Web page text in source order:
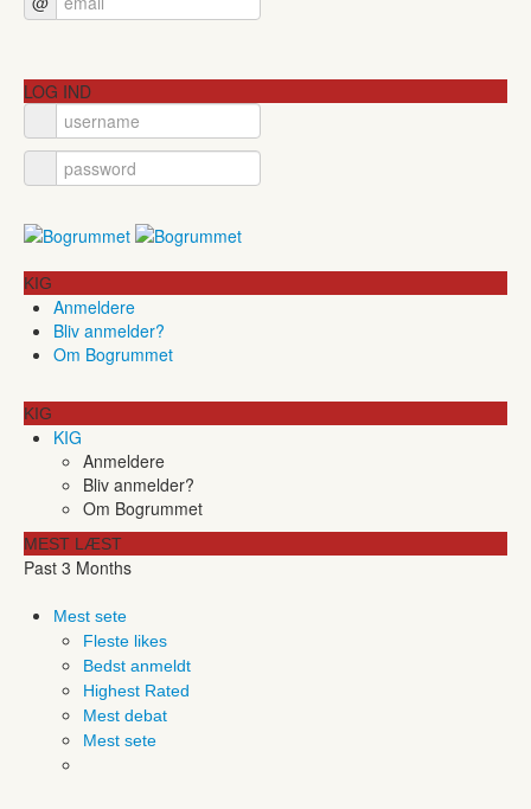
LOG IND
KIG
Anmeldere
Bliv anmelder?
Om Bogrummet
KIG
KIG
Anmeldere
Bliv anmelder?
Om Bogrummet
MEST LÆST
Past 3 Months
Mest sete
Fleste likes
Bedst anmeldt
Highest Rated
Mest debat
Mest sete